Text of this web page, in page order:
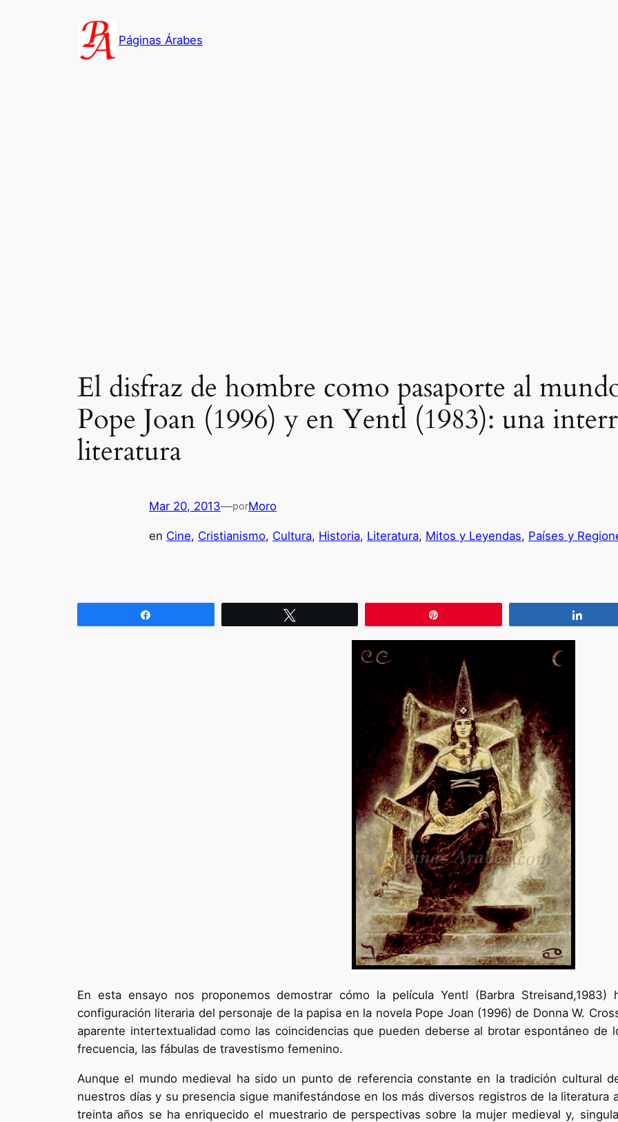
Páginas Árabes
El disfraz de hombre como pasaporte al
Pope Joan (1996) y en Yentl (1983): una
literatura
Mar 20, 2013—porMoro
en Cine, Cristianismo, Cultura, Historia, Literatura, Mitos y Leyendas, Países y
En esta ensayo nos proponemos demostrar cómo la película Yentl (Barbra
configuración literaria del personaje de la papisa en la novela Pope Joan (1996) de Donna W.
aparente intertextualidad como las coincidencias que pueden deberse al brotar espontáneo de
frecuencia, las fábulas de travestismo femenino.
Aunque el mundo medieval ha sido un punto de referencia constante en la tradición cultural
nuestros días y su presencia sigue manifestándose en los más diversos registros de la
treinta años se ha enriquecido el muestrario de perspectivas sobre la mujer medieval y,